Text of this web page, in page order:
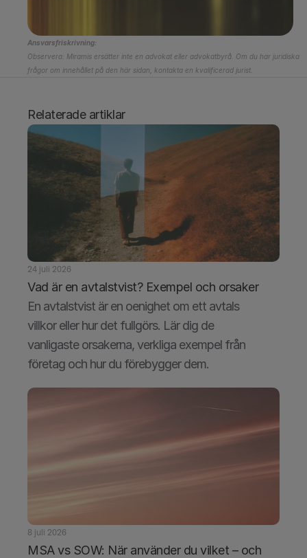
Ansvarsfriskrivning:
Observera: Miramis ersätter inte en advokat eller advokatbyrå. Om du har juridiska
frågor om innehållet på den här sidan, kontakta en kvalificerad jurist.
Relaterade artiklar
24 juli 2026
Vad är en avtalstvist? Exempel och orsaker
En avtalstvist är en oenighet om ett avtals
villkor eller hur det fullgörs. Lär dig de
vanligaste orsakerna, verkliga exempel från
företag och hur du förebygger dem.
8 juli 2026
MSA vs SOW: När använder du vilket – och